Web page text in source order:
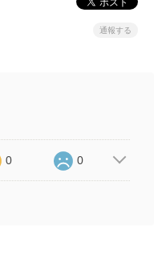
通報する
0 0